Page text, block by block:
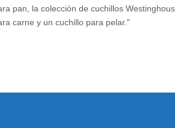
pan, la colección de cuchillos
carne y un cuchillo para pelar."